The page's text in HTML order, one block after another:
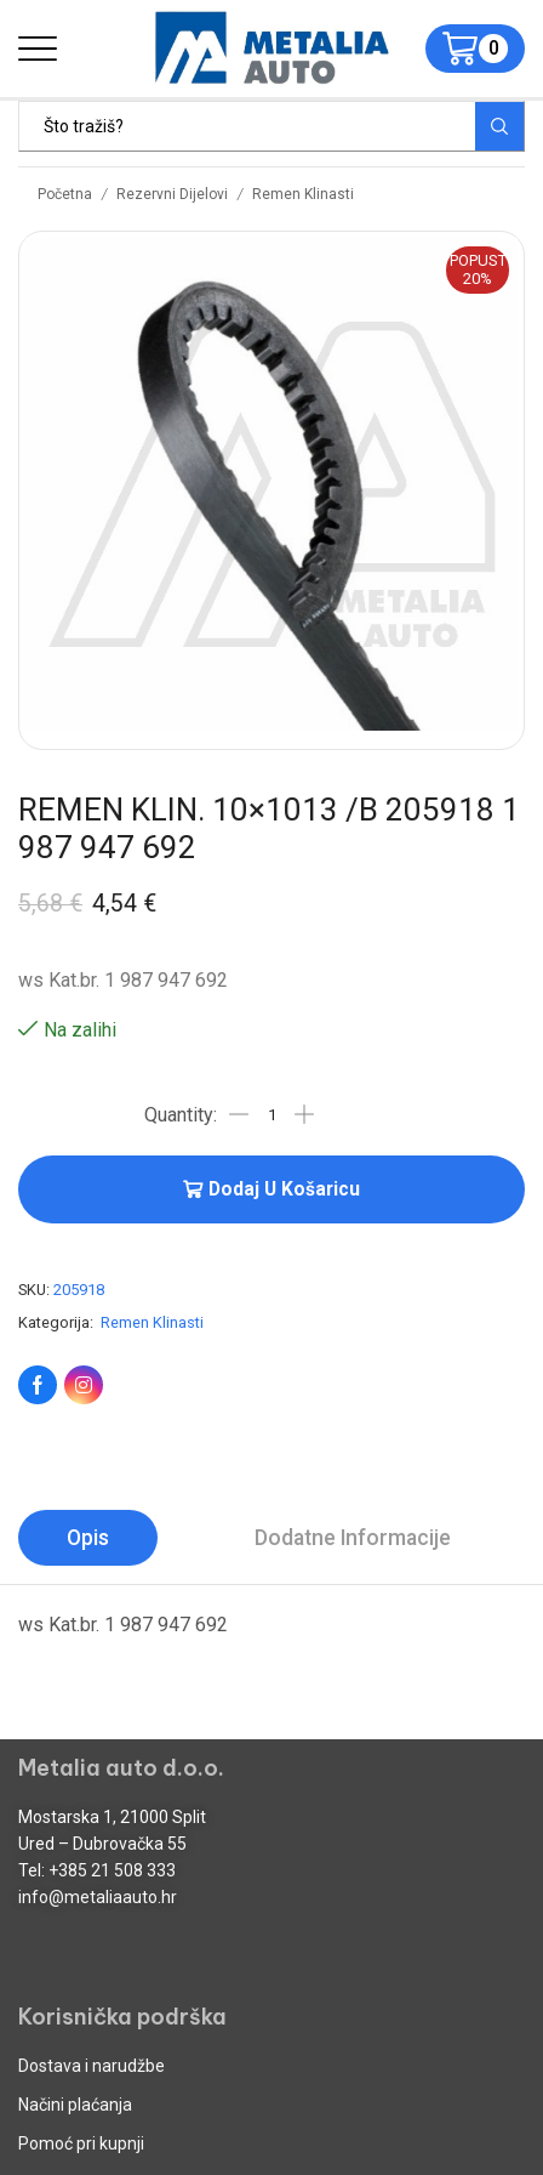
0
Početna / Rezervni Dijelovi / Remen Klinasti
POPUST
20%
REMEN KLIN. 10×1013 /B 205918 1
987 947 692
5,68€ 4,54 €
ws Kat.br. 1 987 947 692
Na zalihi
Dodaj U Košaricu
SKU: 205918
Kategorija: Remen Klinasti
Opis Dodatne Informacije
ws Kat.br. 1 987 947 692
Metalia auto d.o.o.
Mostarska 1, 21000 Split
Ured – Dubrovačka 55
Tel: +385 21 508 333
info@metaliaauto.hr
Korisnička podrška
Dostava i narudžbe
Načini plaćanja
Pomoć pri kupnji